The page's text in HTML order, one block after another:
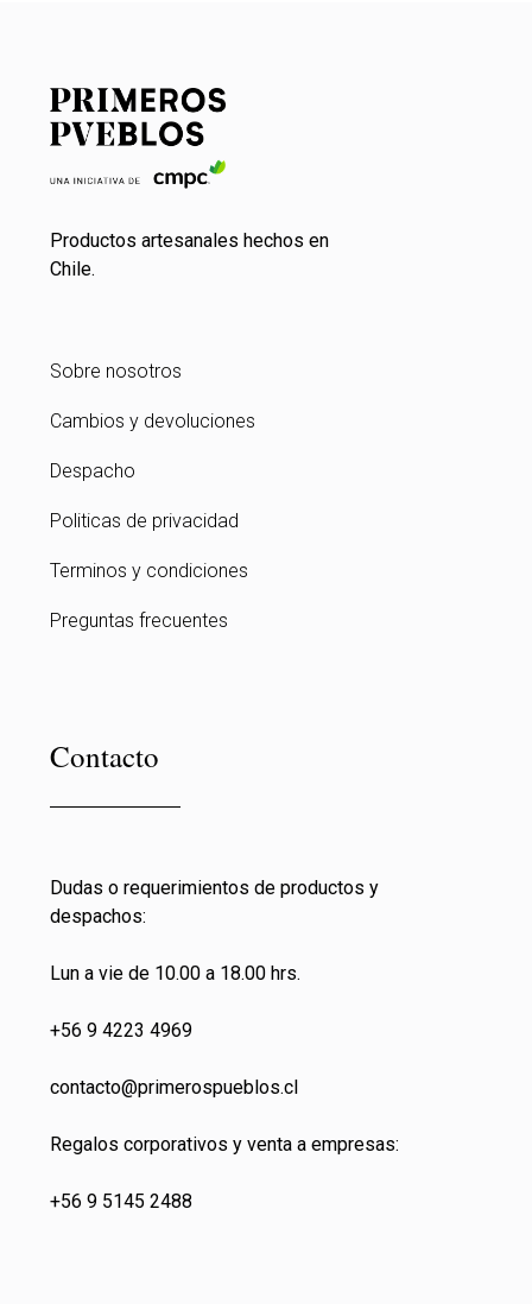
Productos artesanales hechos en
Chile.
Sobre nosotros
Cambios y devoluciones
Despacho
Politicas de privacidad
Terminos y condiciones
Preguntas frecuentes
Contacto
Dudas o requerimientos de productos y
despachos:
Lun a vie de 10.00 a 18.00 hrs.
+56 9 4223 4969
contacto@primerospueblos.cl
Regalos corporativos y venta a empresas:
+56 9 5145 2488